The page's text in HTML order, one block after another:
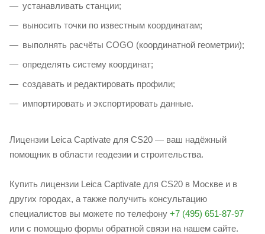
устанавливать станции;
выносить точки по известным координатам;
выполнять расчёты COGO (координатной геометрии);
определять систему координат;
создавать и редактировать профили;
импортировать и экспортировать данные.
Лицензии Leica Captivate для CS20 — ваш надёжный
помощник в области геодезии и строительства.
Купить лицензии Leica Captivate для CS20 в Москве и в
других городах, а также получить консультацию
специалистов вы можете по телефону +7 (495) 651-87-97
или с помощью формы обратной связи на нашем сайте.